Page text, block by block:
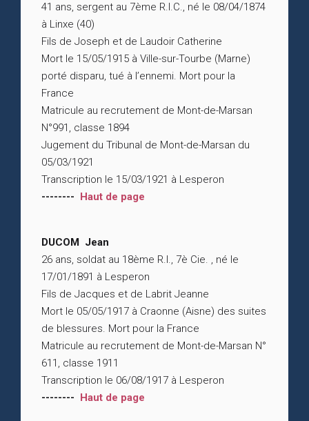
41 ans, sergent au 7ème R.I.C., né le 08/04/1874
à Linxe (40)
Fils de Joseph et de Laudoir Catherine
Mort le 15/05/1915 à Ville-sur-Tourbe (Marne)
porté disparu, tué à l’ennemi. Mort pour la
France
Matricule au recrutement de Mont-de-Marsan
N°991, classe 1894
Jugement du Tribunal de Mont-de-Marsan du
05/03/1921
Transcription le 15/03/1921 à Lesperon
-------- Haut de page
DUCOM Jean
26 ans, soldat au 18ème R.I., 7è Cie. , né le
17/01/1891 à Lesperon
Fils de Jacques et de Labrit Jeanne
Mort le 05/05/1917 à Craonne (Aisne) des suites
de blessures. Mort pour la France
Matricule au recrutement de Mont-de-Marsan N°
611, classe 1911
Transcription le 06/08/1917 à Lesperon
-------- Haut de page